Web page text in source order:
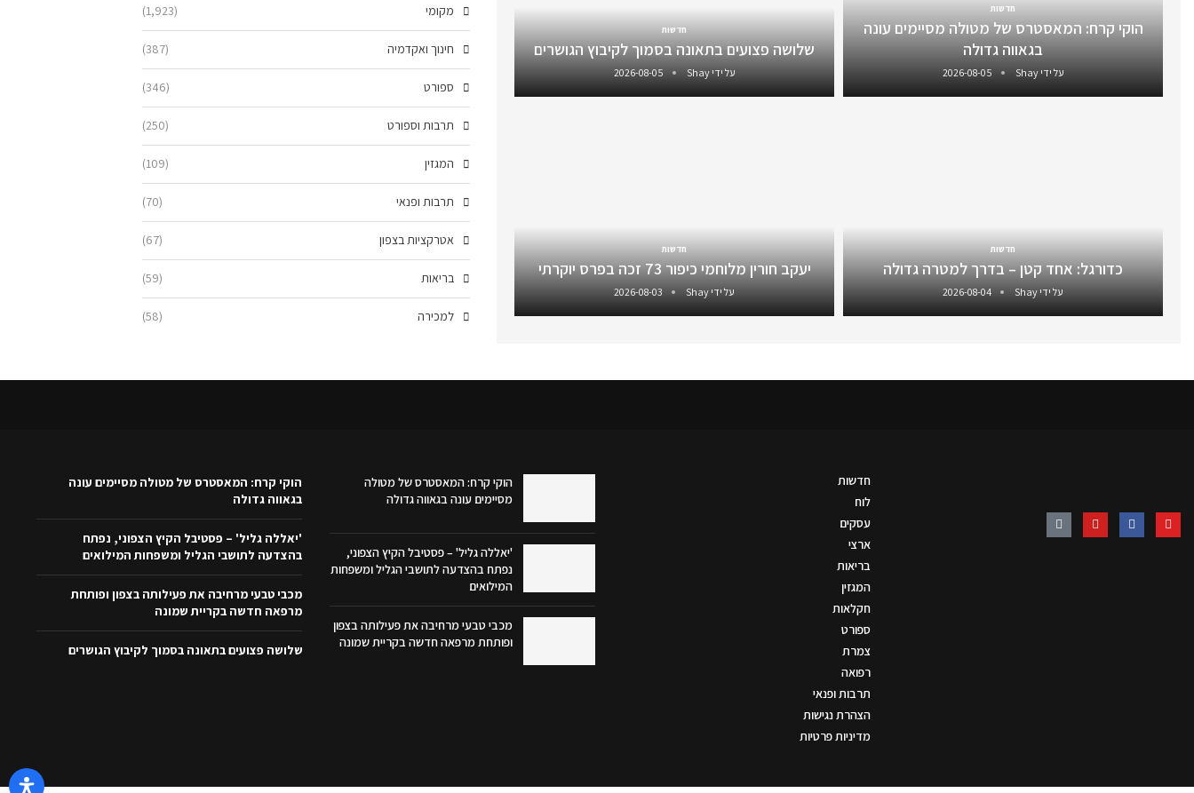
חדשות
הוקי קרח: המאסטרס של מטולה מסיימים עונה
בגאווה גדולה
על ידיShay
2026-08-05
חדשות
שלושה פצועים בתאונה בסמוך לקיבוץ הגושרים
על ידיShay
2026-08-05
חדשות
כדורגל: אחד קטן – בדרך למטרה גדולה
על ידי Shay
2026-08-04
חדשות
יעקב חורין מלוחמי כיפור 73 זכה בפרס יוקרתי
על ידי Shay
2026-08-03
מקומי (1,923)
חינוך ואקדמיה (387)
ספורט (346)
תרבות וספורט (250)
המגזין (109)
תרבות ופנאי (70)
אטרקציות בצפון (67)
בריאות (59)
למכירה (58)
חדשות
לוח
עסקים
ארצי
בריאות
המגזין
חקלאות
ספורט
צמרת
רפואה
תרבות ופנאי
הצהרת נגישות
מדיניות פרטיות
הוקי קרח: המאסטרס של מטולה
מסיימים עונה בגאווה גדולה
'יאללה גליל' – פסטיבל הקיץ הצפוני,
נפתח בהצדעה לתושבי הגליל ומשפחות
המילואים
מכבי טבעי מרחיבה את פעילותה בצפון
ופותחת מרפאה חדשה בקריית שמונה
הוקי קרח: המאסטרס של מטולה מסיימים עונה
בגאווה גדולה
'יאללה גליל' – פסטיבל הקיץ הצפוני, נפתח
בהצדעה לתושבי הגליל ומשפחות המילואים
מכבי טבעי מרחיבה את פעילותה בצפון ופותחת
מרפאה חדשה בקריית שמונה
שלושה פצועים בתאונה בסמוך לקיבוץ הגושרים